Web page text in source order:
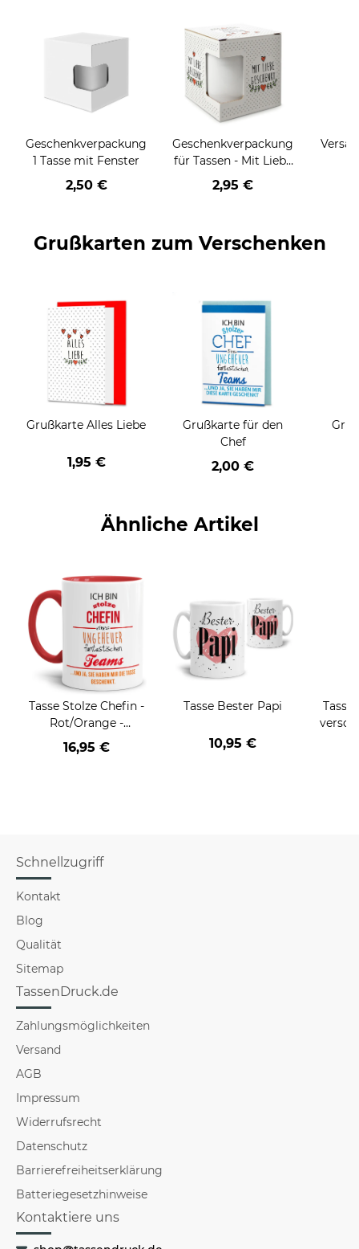
Geschenkverpackung
1 Tasse mit Fenster
2,50 €
Geschenkverpackung
für Tassen - Mit Liebe
geschenkt
2,95 €
Grußkarten zum Verschenken
Grußkarte Alles Liebe
1,95 €
Grußkarte für den
Chef
2,00 €
Ähnliche Artikel
Tasse Stolze Chefin -
Rot/Orange -
Keramik Innen &
Henkel Rot
16,95 €
Tasse Bester Papi
10,95 €
Tasse
Schnellzugriff
Kontakt
Blog
Qualität
Sitemap
TassenDruck.de
Zahlungsmöglichkeiten
Versand
AGB
Impressum
Widerrufsrecht
Datenschutz
Barrierefreiheitserklärung
Batteriegesetzhinweise
Kontaktiere uns